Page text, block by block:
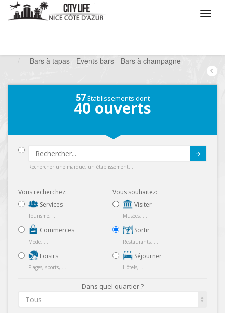
Bars à tapas - Events bars - Bars à champagne
57Établissements dont
40 ouverts
Rechercher une marque, un établissement...
Vous recherchez:
Services
Tourisme, ...
Commerces
Mode, ...
Loisirs
Plages, sports, ...
Vous souhaitez:
Visiter
Musées, ...
Sortir
Restaurants, ...
Séjourner
Hôtels, ...
Dans quel quartier ?
Tous